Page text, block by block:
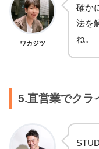
ワカジツ
確か
法を
ね。
5.直営業でクラ